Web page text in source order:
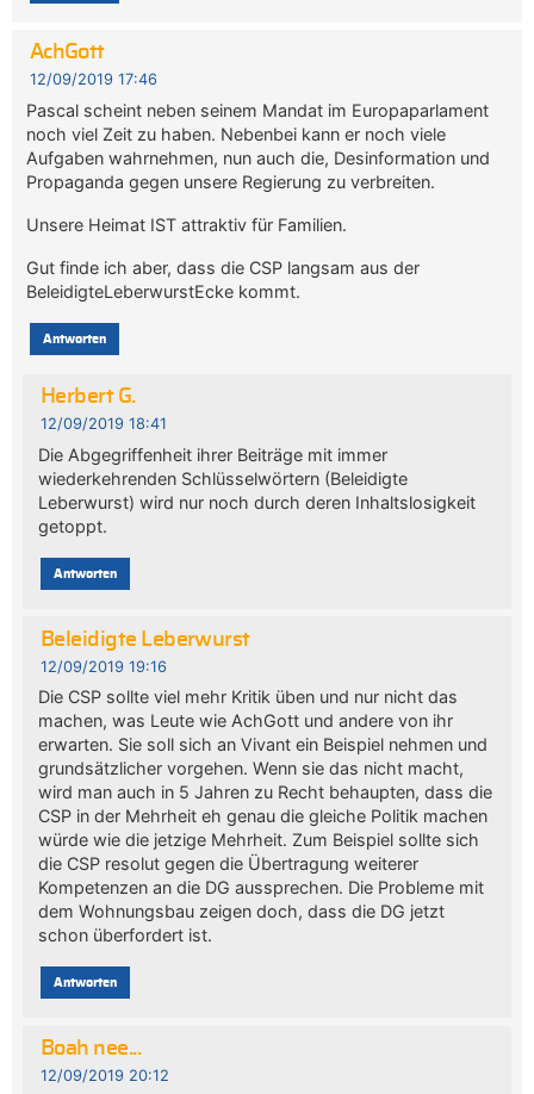
AchGott
12/09/2019 17:46
Pascal scheint neben seinem Mandat im Europaparlament
noch viel Zeit zu haben. Nebenbei kann er noch viele
Aufgaben wahrnehmen, nun auch die, Desinformation und
Propaganda gegen unsere Regierung zu verbreiten.
Unsere Heimat IST attraktiv für Familien.
Gut finde ich aber, dass die CSP langsam aus der
BeleidigteLeberwurstEcke kommt.
Antworten
Herbert G.
12/09/2019 18:41
Die Abgegriffenheit ihrer Beiträge mit immer
wiederkehrenden Schlüsselwörtern (Beleidigte
Leberwurst) wird nur noch durch deren Inhaltslosigkeit
getoppt.
Antworten
Beleidigte Leberwurst
12/09/2019 19:16
Die CSP sollte viel mehr Kritik üben und nur nicht das
machen, was Leute wie AchGott und andere von ihr
erwarten. Sie soll sich an Vivant ein Beispiel nehmen und
grundsätzlicher vorgehen. Wenn sie das nicht macht,
wird man auch in 5 Jahren zu Recht behaupten, dass die
CSP in der Mehrheit eh genau die gleiche Politik machen
würde wie die jetzige Mehrheit. Zum Beispiel sollte sich
die CSP resolut gegen die Übertragung weiterer
Kompetenzen an die DG aussprechen. Die Probleme mit
dem Wohnungsbau zeigen doch, dass die DG jetzt
schon überfordert ist.
Antworten
Boah nee...
12/09/2019 20:12